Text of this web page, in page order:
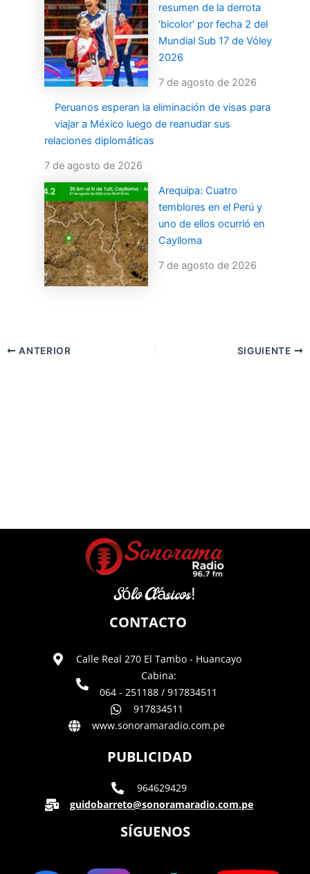
resumen de la derrota
‘bicolor’ por fecha 2 del
Mundial Sub 17 de Vóley
2026
7 de agosto de 2026
Peruanos esperan la eliminación de visas para
viajar a México luego de reanudar sus
relaciones diplomáticas
7 de agosto de 2026
Arequipa: Cuatro
temblores en el Perú y
uno de ellos ocurrió en
Caylloma
7 de agosto de 2026
ANTERIOR SIGUIENTE
Sólo Clásicos!
CONTACTO
Calle Real 270 El Tambo - Huancayo
Cabina:
064 - 251188 / 917834511
917834511
www.sonoramaradio.com.pe
PUBLICIDAD
964629429
guidobarreto@sonoramaradio.com.pe
SÍGUENOS